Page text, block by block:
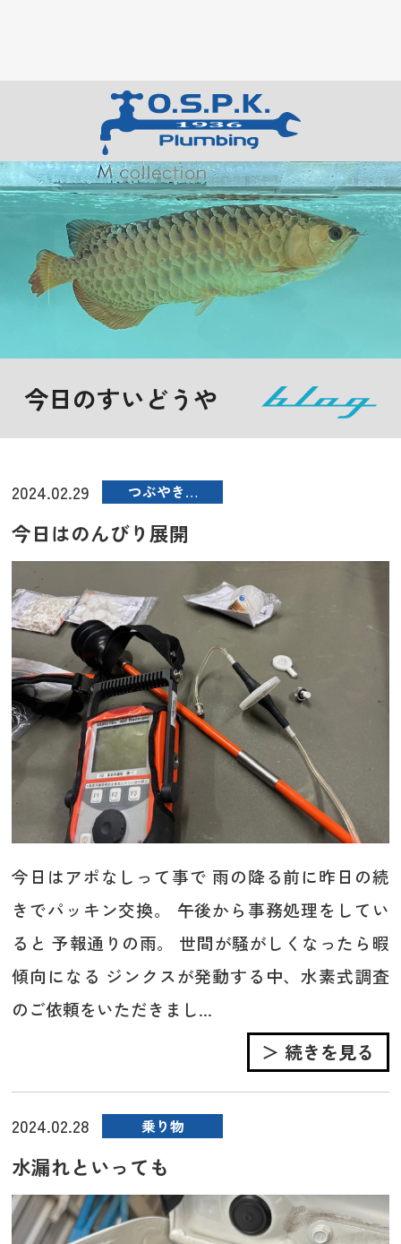
今日のすいどうや
2024.02.29 つぶやき…
今日はのんびり展開
今日はアポなしって事で 雨の降る前に昨日の続
きでパッキン交換。 午後から事務処理をしてい
ると 予報通りの雨。 世間が騒がしくなったら暇
傾向になる ジンクスが発動する中、水素式調査
のご依頼をいただきまし...
＞ 続きを見る
2024.02.28 乗り物
水漏れといっても